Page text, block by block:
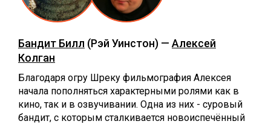
Бандит Билл (Рэй Уинстон) — Алексей
Колган
Благодаря огру Шреку фильмография Алексея
начала пополняться характерными ролями как в
кино, так и в озвучивании. Одна из них - суровый
бандит, с которым сталкивается новоиспечённый